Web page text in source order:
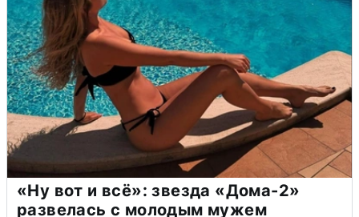
«Ну вот и всё»: звезда «Дома-2»
развелась с молодым мужем